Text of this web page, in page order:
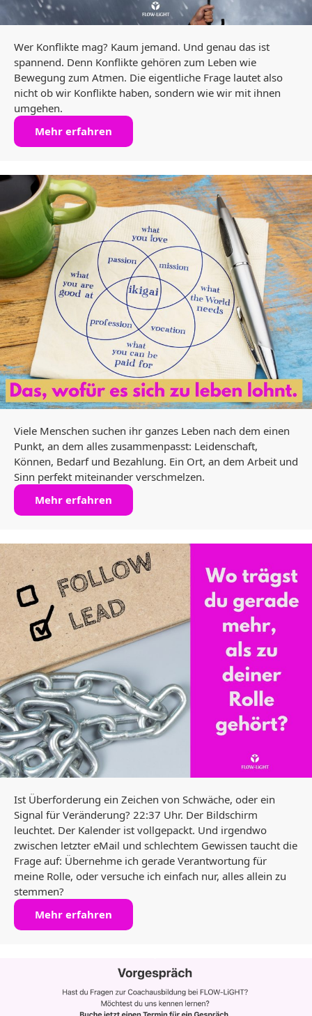
Wer Konflikte mag? Kaum jemand. Und genau das ist
spannend. Denn Konflikte gehören zum Leben wie
Bewegung zum Atmen. Die eigentliche Frage lautet also
nicht ob wir Konflikte haben, sondern wie wir mit ihnen
umgehen.
Mehr erfahren
Viele Menschen suchen ihr ganzes Leben nach dem einen
Punkt, an dem alles zusammenpasst: Leidenschaft,
Können, Bedarf und Bezahlung. Ein Ort, an dem Arbeit und
Sinn perfekt miteinander verschmelzen.
Mehr erfahren
Ist Überforderung ein Zeichen von Schwäche, oder ein
Signal für Veränderung? 22:37 Uhr. Der Bildschirm
leuchtet. Der Kalender ist vollgepackt. Und irgendwo
zwischen letzter eMail und schlechtem Gewissen taucht die
Frage auf: Übernehme ich gerade Verantwortung für
meine Rolle, oder versuche ich einfach nur, alles allein zu
stemmen?
Mehr erfahren